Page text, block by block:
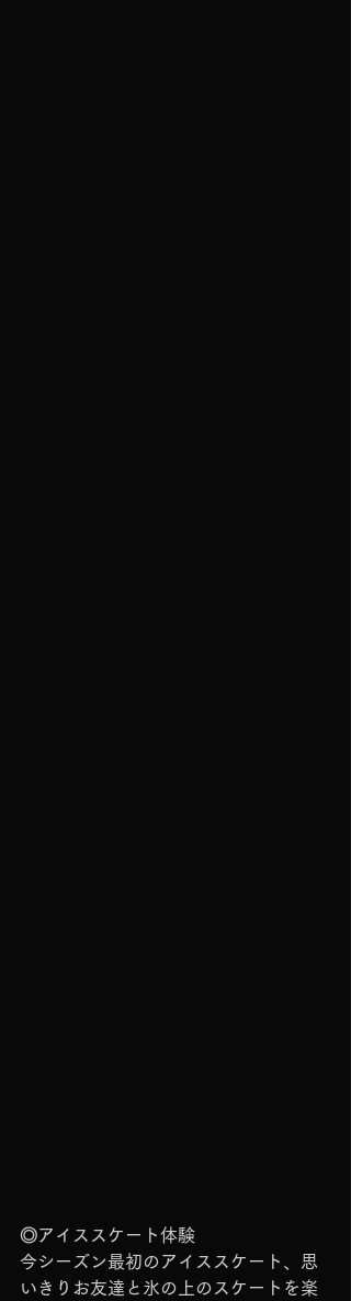
◎アイススケート体験
今シーズン最初のアイススケート、思
いきりお友達と氷の上のスケートを楽